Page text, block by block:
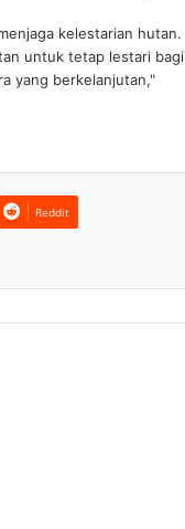
kelestarian hutan.
untuk tetap lestari bagi
yang berkelanjutan,"
Reddit